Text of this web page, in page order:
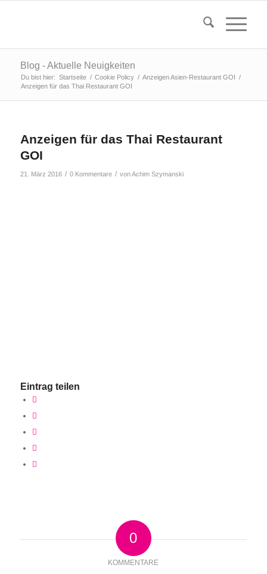
Blog - Aktuelle Neuigkeiten
Du bist hier: Startseite / Cookie Policy / Anzeigen Asien-Restaurant GOI /
Anzeigen für das Thai Restaurant GOI
Anzeigen für das Thai Restaurant
GOI
21. März 2016 / 0 Kommentare / vonAchim Szymanski
Eintrag teilen
0
KOMMENTARE